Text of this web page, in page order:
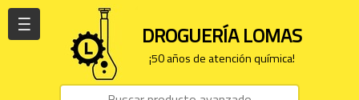
DROGUERÍA LOMAS
¡50 años de atención química!
| | |